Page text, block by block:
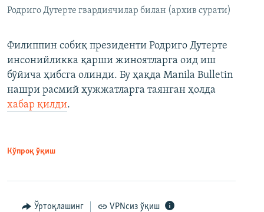
Родриго Дутерте гвардиячилар билан (архив сурати)
Филиппин собиқ президенти Родриго Дутерте
инсонийликка қарши жиноятларга оид иш
бўйича ҳибсга олинди. Бу ҳақда Manila Bulletin
нашри расмий ҳужжатларга таянган ҳолда
хабар қилди.
Кўпроқ ўқиш
Ўртоқлашинг VPNсиз ўқиш